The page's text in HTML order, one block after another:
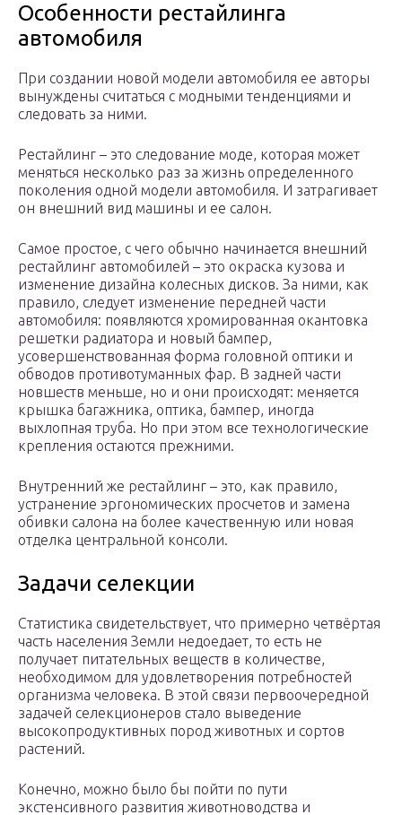
Особенности рестайлинга
автомобиля
При создании новой модели автомобиля ее авторы
вынуждены считаться с модными тенденциями и
следовать за ними.
Рестайлинг – это следование моде, которая может
меняться несколько раз за жизнь определенного
поколения одной модели автомобиля. И затрагивает
он внешний вид машины и ее салон.
Самое простое, с чего обычно начинается внешний
рестайлинг автомобилей – это окраска кузова и
изменение дизайна колесных дисков. За ними, как
правило, следует изменение передней части
автомобиля: появляются хромированная окантовка
решетки радиатора и новый бампер,
усовершенствованная форма головной оптики и
обводов противотуманных фар. В задней части
новшеств меньше, но и они происходят: меняется
крышка багажника, оптика, бампер, иногда
выхлопная труба. Но при этом все технологические
крепления остаются прежними.
Внутренний же рестайлинг – это, как правило,
устранение эргономических просчетов и замена
обивки салона на более качественную или новая
отделка центральной консоли.
Задачи селекции
Статистика свидетельствует, что примерно четвёртая
часть населения Земли недоедает, то есть не
получает питательных веществ в количестве,
необходимом для удовлетворения потребностей
организма человека. В этой связи первоочередной
задачей селекционеров стало выведение
высокопродуктивных пород животных и сортов
растений.
Конечно, можно было бы пойти по пути
экстенсивного развития животноводства и